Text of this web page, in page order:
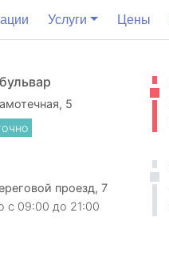
Услуги Цены
5
проезд, 7
c 09:00 до 21:00